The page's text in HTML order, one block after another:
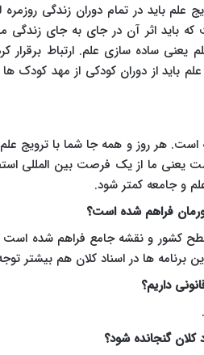
باید در تمام دوران زندگی
اثر آن در جای به جای زندگی ما
ساده سازی علم. ارتباط برقرار
باید از دوران کودکی از مهد کودک ها
هر روز و همه جا شما با ترویج علم
یعنی ما از یک فرصت بین المللی
و جامعه کمتر شود.
فراهم شده است؟
کشور و نقشه جامع فراهم شده است
برنامه ها در اسناد کلان هم بیشتر
داریم؟
گنجانده شود؟